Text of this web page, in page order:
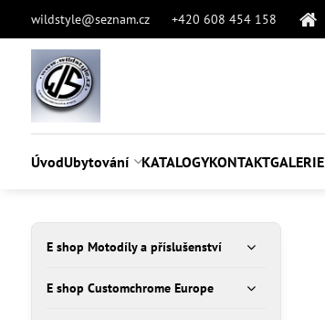
wildstyle@seznam.cz +420 608 454 158
ÚvodUbytování KATALOGYKONTAKTGALERIE
E shop Motodíly a příslušenství
E shop Customchrome Europe